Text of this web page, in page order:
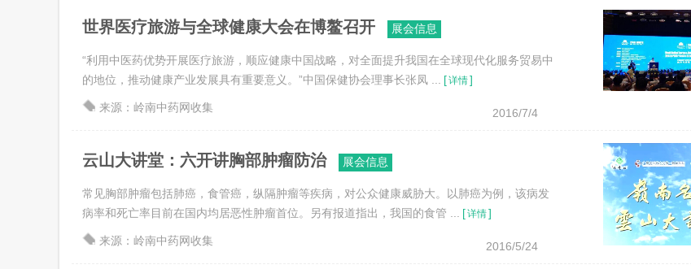
世界医疗旅游与全球健康大会在博鳌召开 展会信息
“利用中医药优势开展医疗旅游，顺应健康中国战略，对全面提升我国在全球现代化服务贸易中
的地位，推动健康产业发展具有重要意义。”中国保健协会理事长张凤 ...
[详情]
2016/7/4
来源：岭南中药网收集
云山大讲堂：六开讲胸部肿瘤防治 展会信息
常见胸部肿瘤包括肺癌，食管癌，纵隔肿瘤等疾病，对公众健康威胁大。以肺癌为例，该病发
病率和死亡率目前在国内均居恶性肿瘤首位。另有报道指出，我国的食管 ...
[详情]
2016/5/24
来源：岭南中药网收集